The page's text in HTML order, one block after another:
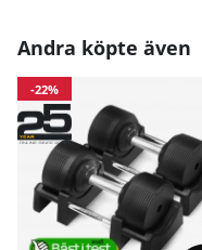
Andra köpte även
-22%